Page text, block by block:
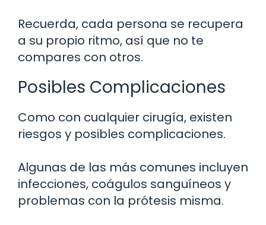
Recuerda, cada persona se recupera
a su propio ritmo, así que no te
compares con otros.
Posibles Complicaciones
Como con cualquier cirugía, existen
riesgos y posibles complicaciones.
Algunas de las más comunes incluyen
infecciones, coágulos sanguíneos y
problemas con la prótesis misma.